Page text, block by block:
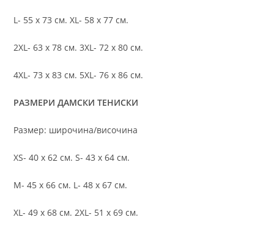
L- 55 х 73 см. XL- 58 х 77 см.
2XL- 63 х 78 см. 3XL- 72 х 80 см.
4XL- 73 х 83 см. 5XL- 76 х 86 см.
РАЗМЕРИ ДАМСКИ ТЕНИСКИ
Размер: широчина/височина
XS- 40 х 62 см. S- 43 х 64 см.
M- 45 х 66 см. L- 48 х 67 см.
XL- 49 х 68 см. 2XL- 51 х 69 см.